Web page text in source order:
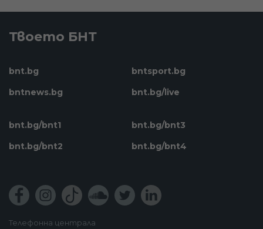
Твоето БНТ
bnt.bg
bntnews.bg
bntsport.bg
bnt.bg/live
bnt.bg/bnt1
bnt.bg/bnt2
bnt.bg/bnt3
bnt.bg/bnt4
Телефонна централа